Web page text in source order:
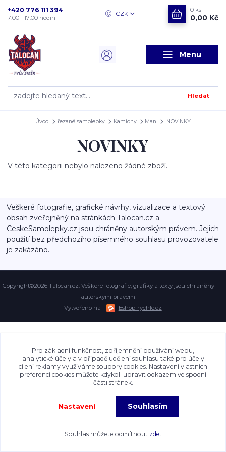
Menu
CZK
Hledat
+420 776 111 394
7:00 - 17:00 hodin
0 ks
0,00 Kč
Úvod řezané samolepky Kamiony Man NOVINKY
NOVINKY
V této kategorii nebylo nalezeno žádné zboží.
Veškeré fotografie, grafické návrhy, vizualizace a textový
obsah zveřejněný na stránkách Talocan.cz a
CeskeSamolepky.cz jsou chráněny autorským právem. Jejich
použití bez předchozího písemného souhlasu provozovatele
je zakázáno.
Copyright©2026 Talocan.cz. Veškeré fotografie, grafiky a texty jsou chráněny
autorským právem!
Vytvořeno na
Eshop-rychle.cz
Pro základní funkčnost, zpříjemnění používání webu,
analytické účely a v případě udělení souhlasu také pro účely
cílení reklamy využíváme soubory cookies. Nastavení vlastních
preferencí cookies můžete kdykoli upravit odkazem ve spodní
části stránek.
Nastavení Souhlasím
Souhlas můžete odmítnout zde